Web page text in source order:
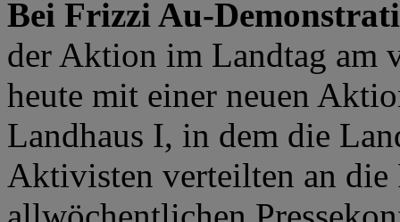
Bei Frizzi Au-
der Aktion im Landtag am
heute mit einer neuen
Landhaus I, in dem die
Aktivisten verteilten an die